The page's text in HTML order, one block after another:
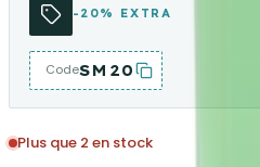
-20% EXTRA
CodeSM20
Plus que 2 en stock